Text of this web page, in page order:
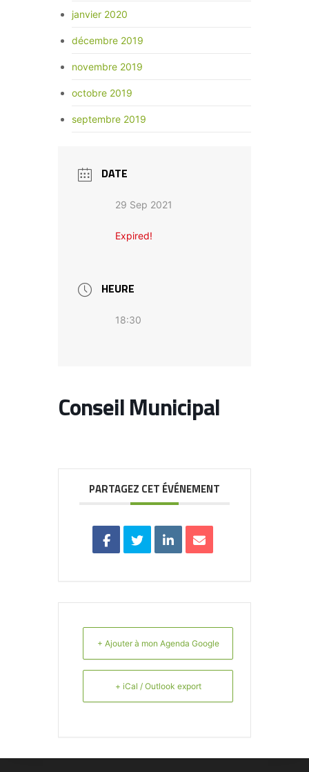
janvier 2020
décembre 2019
novembre 2019
octobre 2019
septembre 2019
DATE
29 Sep 2021
Expired!
HEURE
18:30
Conseil Municipal
PARTAGEZ CET ÉVÉNEMENT
+ Ajouter à mon Agenda Google
+ iCal / Outlook export